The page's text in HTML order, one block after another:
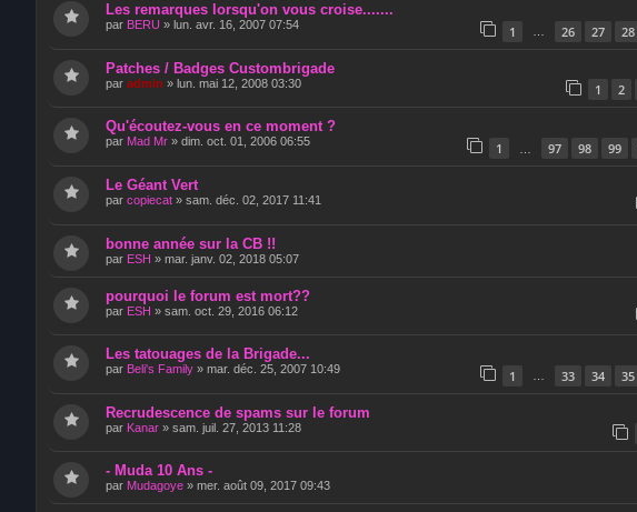
Les remarques lorsqu'on vous croise.......
par BERU » lun. avr. 16, 2007 07:54 1 26 27 28
Patches / Badges Custombrigade
par admin » lun. mai 12, 2008 03:30 1 2
Qu'écoutez-vous en ce moment ?
par Mad Mr » dim. oct. 01, 2006 06:55 1 97 98 99
Le Géant Vert
par copiecat » sam. déc. 02, 2017 11:41
bonne année sur la CB !!
par ESH » mar. janv. 02, 2018 05:07
pourquoi le forum est mort??
par ESH » sam. oct. 29, 2016 06:12
Les tatouages de la Brigade...
par Beli's Family » mar. déc. 25, 2007 10:49 1 33 34 35
Recrudescence de spams sur le forum
par Kanar » sam. juil. 27, 2013 11:28
- Muda 10 Ans -
par Mudagoye » mer. août 09, 2017 09:43